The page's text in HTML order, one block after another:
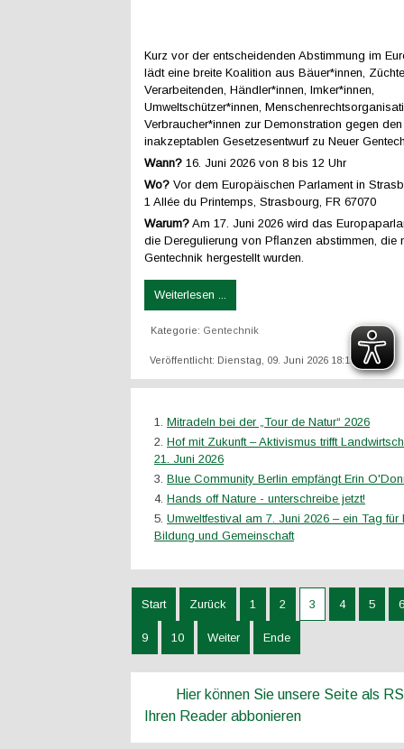
Kurz vor der entscheidenden Abstimmung im
lädt eine breite Koalition aus Bäuer*innen,
Verarbeitenden, Händler*innen, Imker*innen,
Umweltschützer*innen,
Verbraucher*innen zur Demonstration gegen
inakzeptablen Gesetzesentwurf zu Neuer
Wann? 16. Juni 2026 von 8 bis 12 Uhr
Wo? Vor dem Europäischen Parlament in
1 Allée du Printemps, Strasbourg, FR 67070
Warum? Am 17. Juni 2026 wird das
die Deregulierung von Pﬂanzen abstimmen, die
Gentechnik hergestellt wurden.
Weiterlesen ...
Kategorie: Gentechnik
Veröffentlicht: Dienstag, 09. Juni 2026 18:15
Mitradeln bei der „Tour de Natur“ 2026
Hof mit Zukunft – Aktivismus trifft
21. Juni 2026
Blue Community Berlin empfängt Erin
Hands off Nature - unterschreibe jetzt!
Umweltfestival am 7. Juni 2026 – ein Tag für
Bildung und Gemeinschaft
Start Zurück 1 2 3 4 5 6
9 10 Weiter Ende
Hier können Sie unsere Seite als
Ihren Reader abbonieren